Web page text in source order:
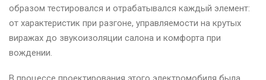
образом тестировался и отрабатывался каждый элемент:
от характеристик при разгоне, управляемости на крутых
виражах до звукоизоляции салона и комфорта при
вождении.